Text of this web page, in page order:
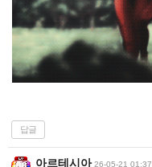
답글
아르테시아 26-05-21 01:37